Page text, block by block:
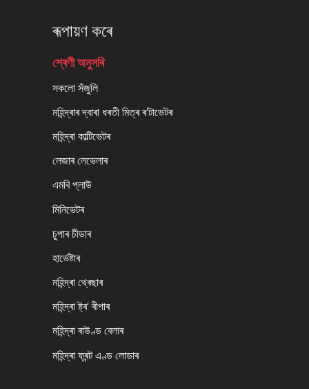
ৰূপায়ণ কৰে
শ্ৰেণী অনুসৰি
সকলো সঁজুলি
মহিন্দ্ৰাৰ দ্বাৰা ধৰতী মিত্ৰ ৰ'টাভেটৰ
মহিন্দ্ৰা কাল্টিভেটৰ
লেজাৰ লেভেলাৰ
এমবি প্লাউ
মিনিভেটৰ
চুপাৰ চীডাৰ
হাৰ্ভেষ্টাৰ
মহিন্দ্ৰা থ্ৰেছাৰ
মহিন্দ্ৰা ষ্ট্ৰ' ৰীপাৰ
মহিন্দ্ৰা ৰাউণ্ড বেলাৰ
মহিন্দ্ৰা ফ্ৰন্ট এণ্ড লোডাৰ